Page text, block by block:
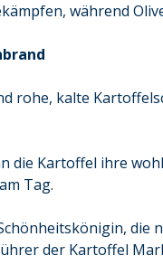
während
rohe, kalte
die Kartoffel ihre
Tag.
der Kartoffel